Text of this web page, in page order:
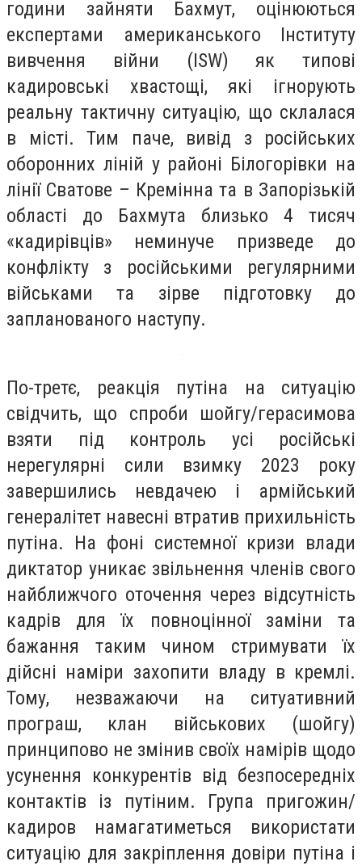
години зайняти Бахмут, оцінюються
експертами американського Інституту
вивчення війни (ISW) як типові
кадировські хвастощі, які ігнорують
реальну тактичну ситуацію, що склалася
в місті. Тим паче, вивід з російських
оборонних ліній у районі Білогорівки на
лінії Сватове – Кремінна та в Запорізькій
області до Бахмута близько 4 тисяч
«кадирівців» неминуче призведе до
конфлікту з російськими регулярними
військами та зірве підготовку до
запланованого наступу.
По-третє, реакція путіна на ситуацію
свідчить, що спроби шойгу/герасимова
взяти під контроль усі російські
нерегулярні сили взимку 2023 року
завершились невдачею і армійський
генералітет навесні втратив прихильність
путіна. На фоні системної кризи влади
диктатор уникає звільнення членів свого
найближчого оточення через відсутність
кадрів для їх повноцінної заміни та
бажання таким чином стримувати їх
дійсні наміри захопити владу в кремлі.
Тому, незважаючи на ситуативний
програш, клан військових (шойгу)
принципово не змінив своїх намірів щодо
усунення конкурентів від безпосередніх
контактів із путіним. Група пригожин/
кадиров намагатиметься використати
ситуацію для закріплення довіри путіна і